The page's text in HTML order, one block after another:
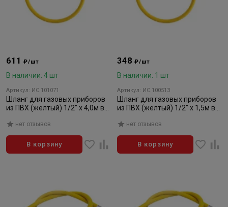
611₽/шт
В наличии: 4 шт
Артикул: ИС.101071
Шланг для газовых приборов
из ПВХ (желтый) 1/2" х 4,0м в/
нет отзывов
В корзину
348₽/шт
В наличии: 1 шт
Артикул: ИС.100513
Шланг для газовых приборов
из ПВХ (желтый) 1/2" х 1,5м в/
нет отзывов
В корзину